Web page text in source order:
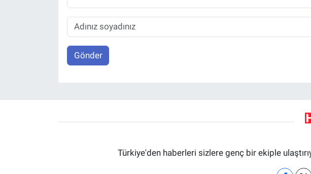
Gönder
Türkiye'den haberleri sizlere genç bir ekiple